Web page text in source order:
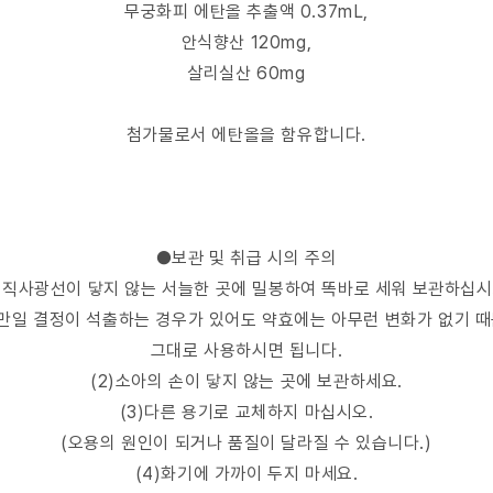
무궁화피 에탄올 추출액 0.37mL,
안식향산 120mg,
살리실산 60mg
첨가물로서 에탄올을 함유합니다.
●보관 및 취급 시의 주의
사광선이 닿지 않는 서늘한 곳에 밀봉하여 똑바로 세워 보관하십
일 결정이 석출하는 경우가 있어도 약효에는 아무런 변화가 없기 때
그대로 사용하시면 됩니다.
(2)소아의 손이 닿지 않는 곳에 보관하세요.
(3)다른 용기로 교체하지 마십시오.
(오용의 원인이 되거나 품질이 달라질 수 있습니다.)
(4)화기에 가까이 두지 마세요.